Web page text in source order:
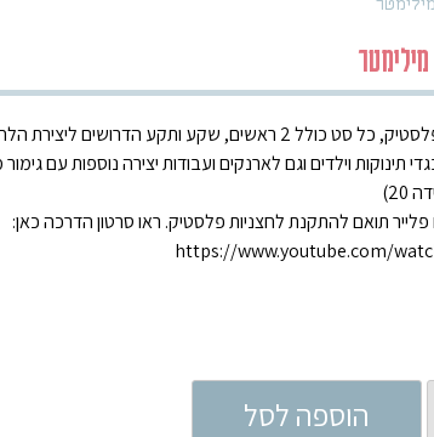
10 סטים של לחצניות פלסטיק, כל סט כולל 2 ראשים, שקע ותקע הדרושים
תינוקות וילדים וגם לארנקים ועבודות יצירה נוספות עם
תואם להתקנת לחצניות פלסטיק. ראו סרטון הדרכה כאן:
https://www.youtube.com/
הוספה לסל